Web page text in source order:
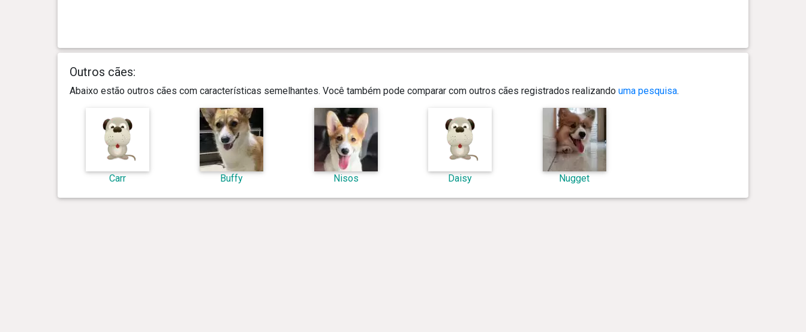
Outros cães:
Abaixo estão outros cães com características semelhantes. Você também pode comparar com outros cães registrados realizando uma pesquisa.
Carr Buffy Nisos Daisy Nugget